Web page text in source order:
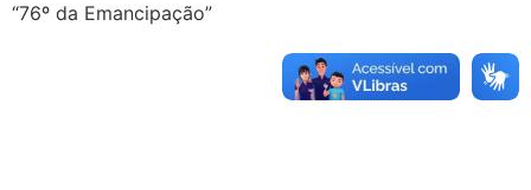
“76º da Emancipação”